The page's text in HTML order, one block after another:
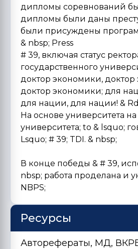
дипломы соревнований
дипломы были даны
были присуждены
& nbsp; Press
# 39, включая статус
государственного
доктор экономики,
доктор экономики; для
для нации, для нации! &
На основе университета
университета; to & lsquo;
Lsquo; # 39; TDI. & nbsp;
В конце победы & # 39,
nbsp; работа проделана и
NBPS;
Ресурсы
Авторефераты, МД,